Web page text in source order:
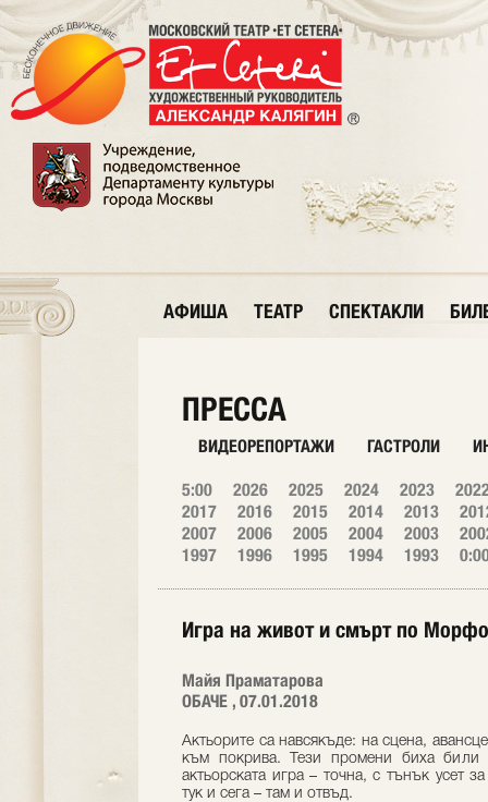
АФИША ТЕАТР СПЕКТАКЛИ
ПРЕССА
ВИДЕОРЕПОРТАЖИ ГАСТРОЛИ
5:00 2026 2025 2024 2023
2017
2016 2015 2014 2013
2007
2006 2005 2004 2003
1997
1996 1995 1994 1993
Игра на живот и смърт по
Майя Праматарова
ОБАЧЕ , 07.01.2018
Актьорите са навсякъде: на сцена,
към покрива. Тези промени биха били
актьорската игра – точна, с тънък усет
тук и сега – там и отвъд.